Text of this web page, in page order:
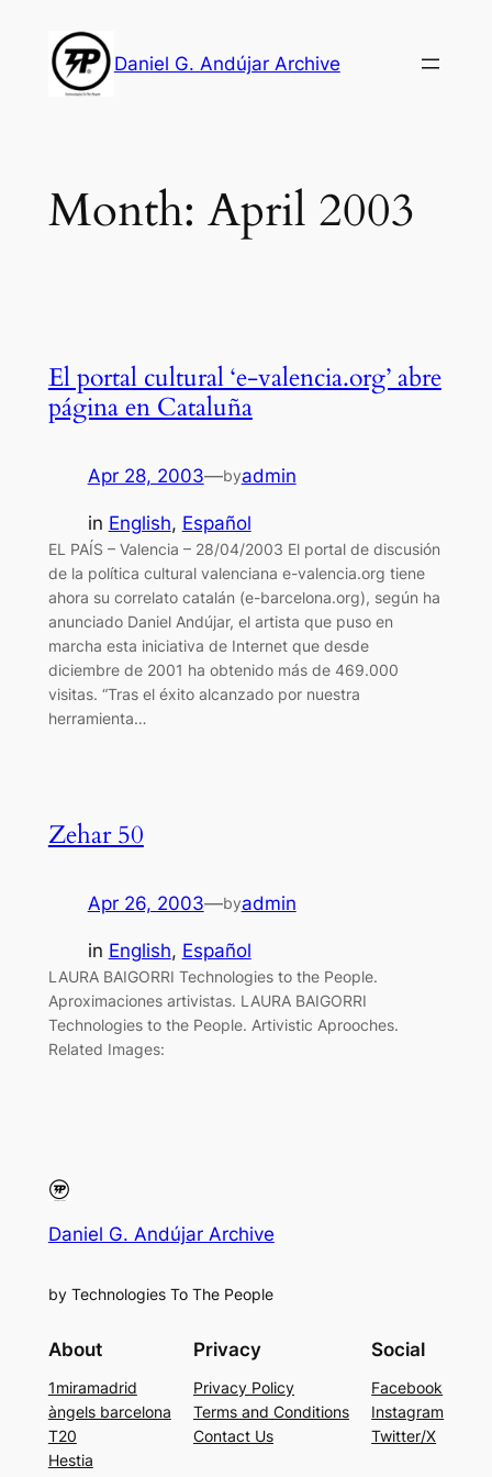
content
Daniel G. Andújar Archive
Month: April 2003
El portal cultural ‘e-valencia.org’ abre
página en Cataluña
Apr 28, 2003—byadmin
in English, Español
EL PAÍS – Valencia – 28/04/2003 El portal de discusión
de la política cultural valenciana e-valencia.org tiene
ahora su correlato catalán (e-barcelona.org), según ha
anunciado Daniel Andújar, el artista que puso en
marcha esta iniciativa de Internet que desde
diciembre de 2001 ha obtenido más de 469.000
visitas. “Tras el éxito alcanzado por nuestra
herramienta…
Zehar 50
Apr 26, 2003—byadmin
in English, Español
LAURA BAIGORRI Technologies to the People.
Aproximaciones artivistas. LAURA BAIGORRI
Technologies to the People. Artivistic Aprooches.
Related Images:
Daniel G. Andújar Archive
by Technologies To The People
About
1miramadrid
àngels barcelona
T20
Hestia
Privacy
Privacy Policy
Terms and Conditions
Contact Us
Social
Facebook
Instagram
Twitter/X